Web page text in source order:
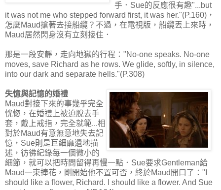
手．Sue的反應很有趣"...but
it was not me who stepped forward first, it was her."(P.160)，
怎麼Maud搶著去接船纜？不過，在電視版，船纜丟上來時，
Maud居然閃身沒有立刻接住．
那是一段安靜，走向地獄的行程："No-one speaks. No-one
moves, save Richard as he rows. We glide, softly, in silence,
into our dark and separate hells."(P.308)
失憶與記憶的婚禮
Maud對接下來的事幾乎完全
恍惚，在婚禮上被迫脫去手
套，戴上戒指，完全就範...相
對於Maud有意無意地失去記
憶，Sue則是巨細靡遺地描
述，彷彿紀錄每一個微小的
細節，就可以把時間留得再慢一點．Sue要求Gentleman給
Maud一束捧花，剛開始他不置可否，終於Maud開口了："I
should like a flower, Richard. I should like a flower. And Sue